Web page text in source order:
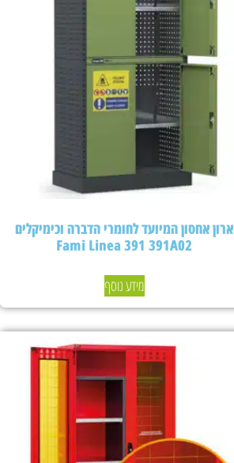
ארון אחסון המיועד לחומרי הדברה וכימיקלים
Fami Linea 391 391A02
מידע נוסף